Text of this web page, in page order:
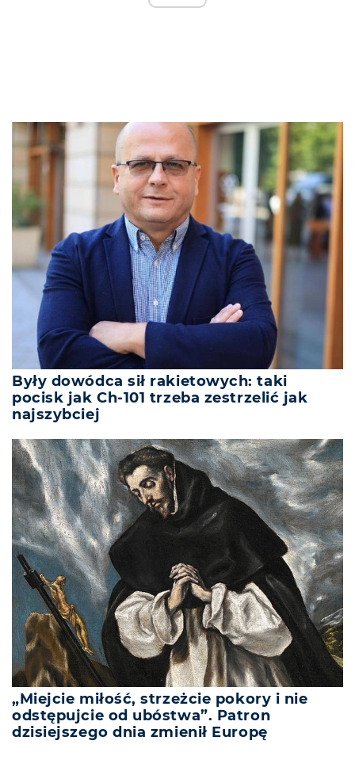
Były dowódca sił rakietowych: taki
pocisk jak Ch-101 trzeba zestrzelić jak
najszybciej
„Miejcie miłość, strzeżcie pokory i nie
odstępujcie od ubóstwa”. Patron
dzisiejszego dnia zmienił Europę